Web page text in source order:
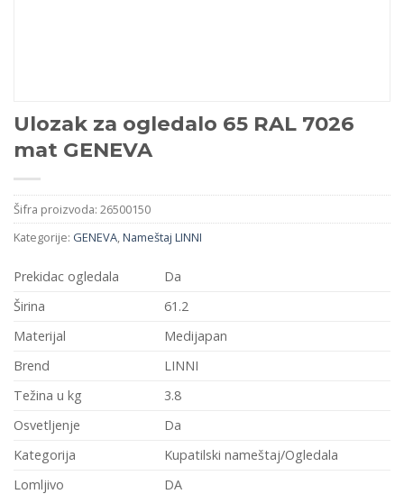
Ulozak za ogledalo 65 RAL 7026
mat GENEVA
Šifra proizvoda: 26500150
Kategorije: GENEVA,Nameštaj LINNI
Prekidac ogledala
Da
Širina
61.2
Materijal
Medijapan
Brend
LINNI
Težina u kg
3.8
Osvetljenje
Da
Kategorija
Kupatilski nameštaj/Ogledala
Lomljivo
DA